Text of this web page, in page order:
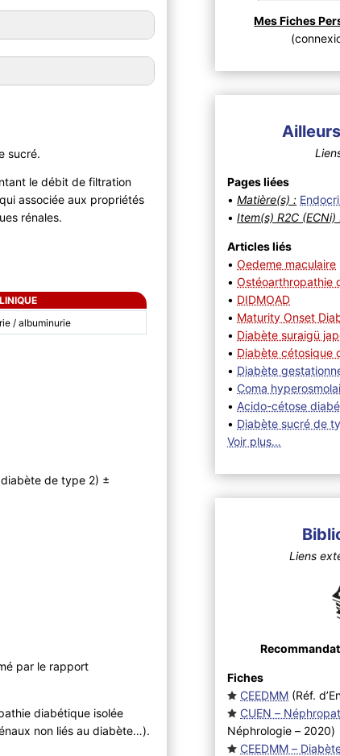
sucré.
le débit de filtration
associée aux propriétés
rénales.
/ albuminurie
de type 2) ±
par le rapport
diabétique isolée
non liés au diabète…).
Mes Fiches
Pages liées
•Matière(s) :
•Item(s) R2C (ECNi)
Articles liés
•Oedeme maculaire
•Ostéoarthropathie
• DIDMOAD
• Maturity Onset
• Diabète suraigü
• Diabète cétosique
• Diabète
• Coma
•Acido-cétose
• Diabète sucré de
Voir plus…
Liens
Fiches
CEEDMM (Réf.
CUEN –
Néphrologie – 2020)
CEEDMM – Diabète